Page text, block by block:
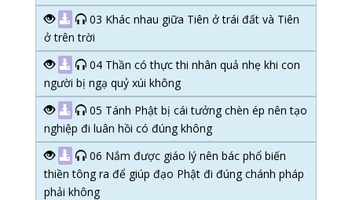
03 Khác nhau giữa Tiên ở trái đất và Tiên
ở trên trời
04 Thần có thực thi nhân quả nhẹ khi con
người bị ngạ quỷ xúi không
05 Tánh Phật bị cái tưởng chèn ép nên tạo
nghiệp đi luân hồi có đúng không
06 Nắm được giáo lý nên bác phổ biến
thiền tông ra để giúp đạo Phật đi đúng chánh pháp
phải không